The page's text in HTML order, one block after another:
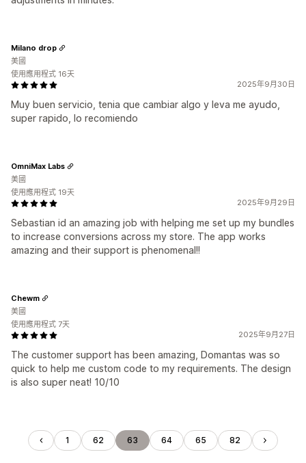
2025年9月30日
Muy buen servicio, tenia que cambiar algo y Ieva me ayudo,
super rapido, lo recomiendo
Milano drop
美國
使用應用程式 16天
2025年9月29日
Sebastian id an amazing job with helping me set up my bundles
to increase conversions across my store. The app works
amazing and their support is phenomenal!!
OmniMax Labs
美國
使用應用程式 19天
2025年9月27日
The customer support has been amazing, Domantas was so
quick to help me custom code to my requirements. The design
is also super neat! 10/10
Chewm
美國
使用應用程式 7天
1 62 63 64 65 82